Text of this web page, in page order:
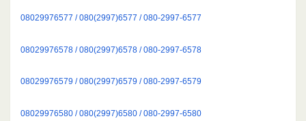
08029976577 / 080(2997)6577 / 080-2997-6577
08029976578 / 080(2997)6578 / 080-2997-6578
08029976579 / 080(2997)6579 / 080-2997-6579
08029976580 / 080(2997)6580 / 080-2997-6580